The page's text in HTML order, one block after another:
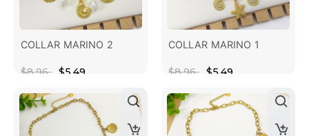
COLLAR MARINO 2
$8.96 $5.49
COLLAR MARINO 1
$8.96 $5.49